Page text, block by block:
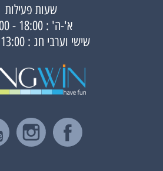
שעות פעילות
א'-ה' : 18:00 - 9:00
שישי וערבי חג : 13:00 - 9:00